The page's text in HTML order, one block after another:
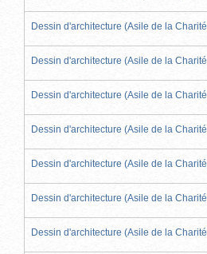
Dessin d'architecture (Asile de la
Dessin d'architecture (Asile de la
Dessin d'architecture (Asile de la
Dessin d'architecture (Asile de la
Dessin d'architecture (Asile de la
Dessin d'architecture (Asile de la
Dessin d'architecture (Asile de la